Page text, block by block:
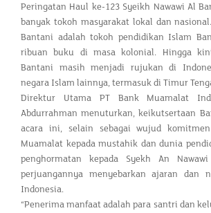
Peringatan Haul ke-123 Syeikh Nawawi Al
banyak tokoh masyarakat lokal dan
Bantani adalah tokoh pendidikan Islam
ribuan buku di masa kolonial. Hingga
Bantani masih menjadi rujukan di
negara Islam lainnya, termasuk di Timur
Direktur Utama PT Bank Muamalat
Abdurrahman menuturkan, keikutsertaan
acara ini, selain sebagai wujud
Muamalat kepada mustahik dan dunia
penghormatan kepada Syekh An
perjuangannya menyebarkan ajaran dan
Indonesia.
“Penerima manfaat adalah para santri dan